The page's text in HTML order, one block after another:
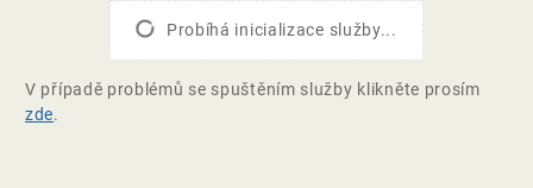
Probíhá inicializace služby...
V případě problémů se spuštěním služby klikněte prosím
zde.